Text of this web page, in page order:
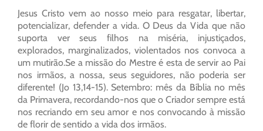
Jesus Cristo vem ao nosso meio para resgatar, libertar,
potencializar, defender a vida. O Deus da Vida que não
suporta ver seus filhos na miséria, injustiçados,
explorados, marginalizados, violentados nos convoca a
um mutirão.Se a missão do Mestre é esta de servir ao Pai
nos irmãos, a nossa, seus seguidores, não poderia ser
diferente! (Jo 13,14-15). Setembro: mês da Bíblia no mês
da Primavera, recordando-nos que o Criador sempre está
nos recriando em seu amor e nos convocando à missão
de florir de sentido a vida dos irmãos.